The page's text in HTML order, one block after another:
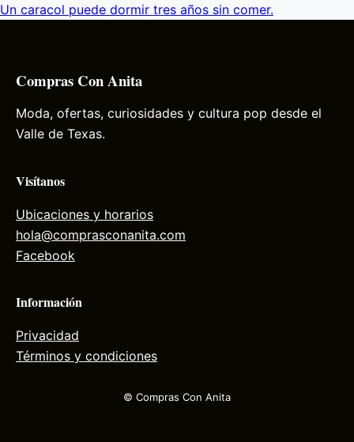
Un caracol puede dormir tres años sin comer.
Compras Con Anita
Moda, ofertas, curiosidades y cultura pop desde el
Valle de Texas.
Visítanos
Ubicaciones y horarios
hola@comprasconanita.com
Facebook
Información
Privacidad
Términos y condiciones
© Compras Con Anita